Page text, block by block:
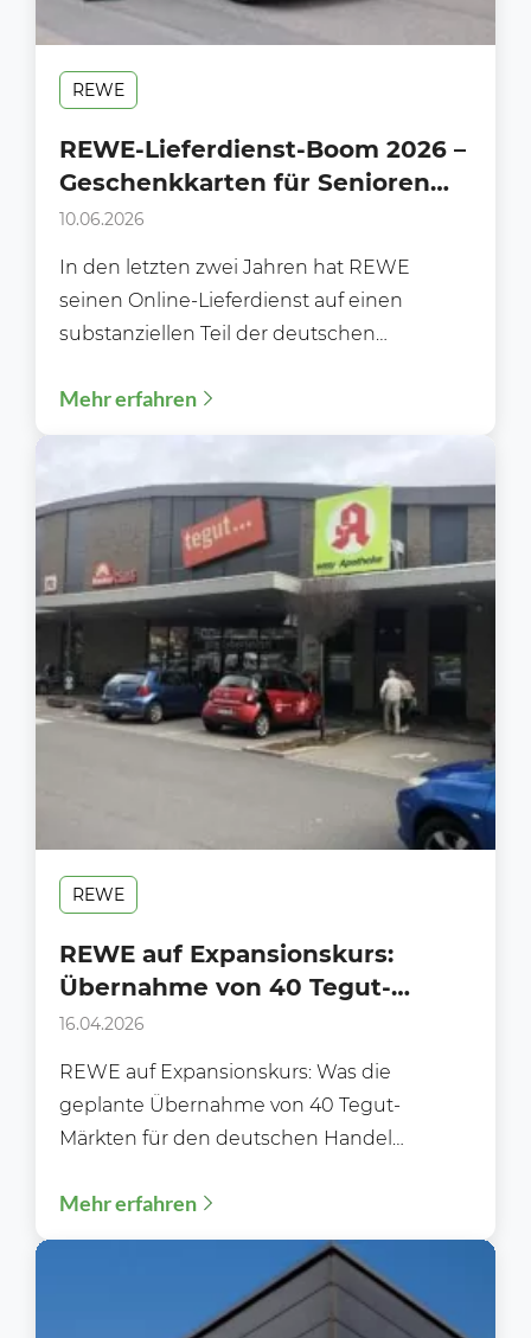
REWE
REWE-Lieferdienst-Boom 2026 –
Geschenkkarten für Senioren
der vergessene
10.06.2026
In den letzten zwei Jahren hat REWE
seinen Online-Lieferdienst auf einen
substanziellen Teil der deutschen
Nutzung...
Mehr erfahren
REWE
REWE auf Expansionskurs:
Übernahme von 40 Tegut-
Märkten steht an!
16.04.2026
REWE auf Expansionskurs: Was die
geplante Übernahme von 40 Tegut-
Märkten für den deutschen Handel
Lebensmitteleinzelhandel steht vor einer
spannenden...
Mehr erfahren